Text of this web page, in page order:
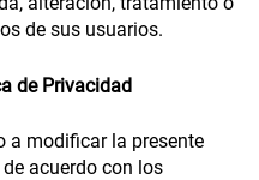
de sus usuarios.
de Privacidad
a modificar la presente
acuerdo con los